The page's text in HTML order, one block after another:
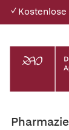
✓
Pharmazie